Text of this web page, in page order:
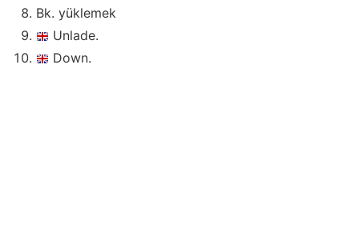
Bk. yüklemek
Unlade.
Down.